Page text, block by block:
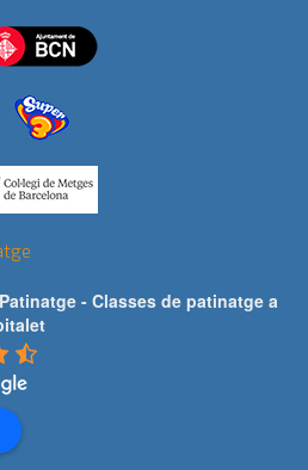
- Classes de patinatge a